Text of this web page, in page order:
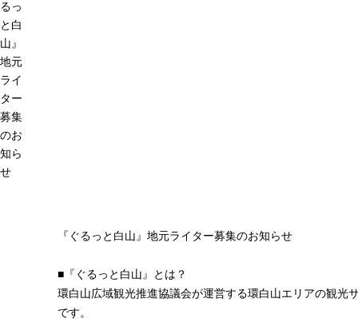
るっ
と白
山』
地元
ライ
ター
募集
のお
知ら
せ
『ぐるっと白山』地元ライター募集のお知らせ
■『ぐるっと白山』とは？
環白山広域観光推進協議会が運営する環白山エリアの観光
です。